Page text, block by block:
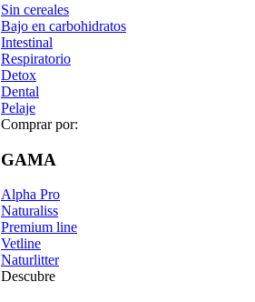
Sin cereales
Bajo en carbohidratos
Intestinal
Respiratorio
Detox
Dental
Pelaje
Comprar por:
GAMA
Alpha Pro
Naturaliss
Premium line
Vetline
Naturlitter
Descubre